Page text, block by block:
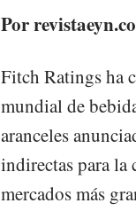
Por
Fitch Ratings ha
mundial de
aranceles
indirectas para
mercados más